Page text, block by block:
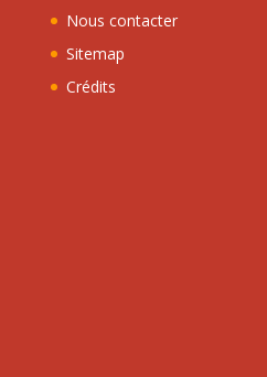
Nous contacter
Sitemap
Crédits